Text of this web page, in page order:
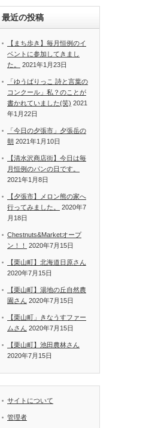
最近の投稿
【まち歩き】毎月恒例のイ
ベントに参加してきまし
た。
2021年1月23日
「ゆうばりっこ 詩と言葉の
コンクール」私？のことが
書かれていました(笑) 2021
年1月22日
「今日の夕張市」夕張岳の
朝 2021年1月10日
【清水沢商店街】今日は毎
月恒例のパンの日です。
2021年1月8日
【夕張市】メロン熊の家へ
行ってみました。
2020年7
月18日
Chestnuts&Marketオープ
ン！！
2020年7月15日
【栗山町】北海道日原さん
2020年7月15日
【栗山町】湯地の丘自然農
園さん 2020年7月15日
【栗山町」きなうすファー
ムさん 2020年7月15日
【栗山町】池田農林さん
2020年7月15日
サイトについて
管理者